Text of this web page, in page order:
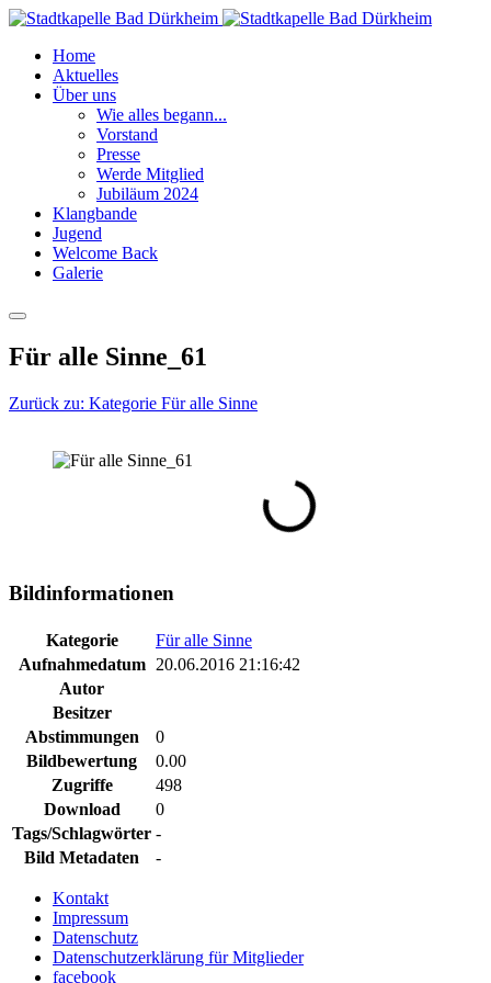
Home
Aktuelles
Über uns
Wie alles begann...
Vorstand
Presse
Werde Mitglied
Jubiläum 2024
Klangbande
Jugend
Welcome Back
Galerie
Für alle Sinne_61
Zurück zu: Kategorie Für alle Sinne
Bildinformationen
Kategorie
Für alle Sinne
Aufnahmedatum
20.06.2016 21:16:42
Autor
Besitzer
Abstimmungen
0
Bildbewertung
0.00
Zugriffe
498
Download
0
Tags/Schlagwörter -
Bild Metadaten
-
Kontakt
Impressum
Datenschutz
Datenschutzerklärung für Mitglieder
facebook